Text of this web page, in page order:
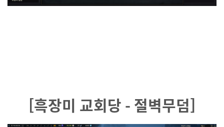
[흑장미 교회당 - 절벽무덤]